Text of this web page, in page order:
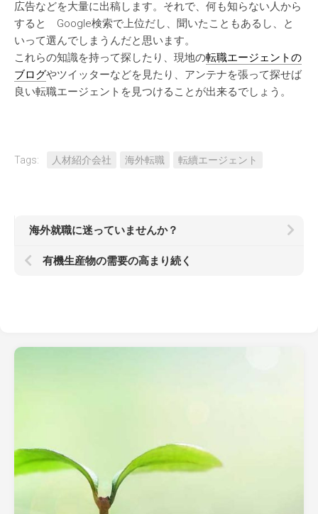
広告などを大量に出稿します。それで、何も知らない人から
すると Google検索で上位だし、聞いたこともあるし、と
いって選んでしまうんだと思います。
これらの知識を持って探したり、現地の転職エージェントの
ブログやツイッターなどを見たり、アンテナを張って探せば
良い転職エージェントを見つけることが出来るでしょう。
Tags: 人材紹介会社 海外転職 転續エージェント
海外就職に迷っていませんか？
有機生産物の需要の高まり続く